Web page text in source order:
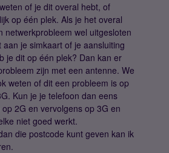
of je dit overal hebt, of
op één plek. Als je het overal
netwerkprobleem wel uitgesloten
aan je simkaart of je aansluiting
je dit op één plek? Dan kan er
zijn met een antenne. We
weten of dit een probleem is op
Kun je je telefoon dan eens
2G en vervolgens op 3G en
niet goed werkt.
die postcode kunt geven kan ik